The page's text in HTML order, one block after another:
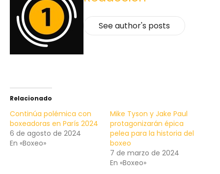
See author's posts
Relacionado
Continúa polémica con
boxeadoras en París 2024
6 de agosto de 2024
En «Boxeo»
Mike Tyson y Jake Paul
protagonizarán épica
pelea para la historia del
boxeo
7 de marzo de 2024
En «Boxeo»